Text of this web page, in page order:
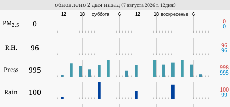
обновлено 2 дня назад (7 августа 2026 г. 12дня)
PM2.5 0
6
воскресенье
18
12
6
суббота
18
12
0
0
R.H. 96 96
96
Press 995 998
995
Rain 100 100
99